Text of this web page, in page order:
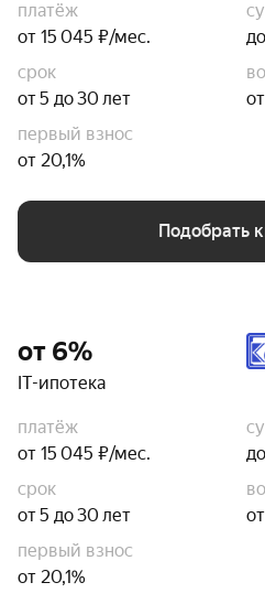
платёж
от 15 045 ₽/мес.
срок
от 5 до 30 лет
первый взнос
от 20,1%
Подобрать
от 6%
IT-ипотека
платёж
от 15 045 ₽/мес.
срок
от 5 до 30 лет
первый взнос
от 20,1%